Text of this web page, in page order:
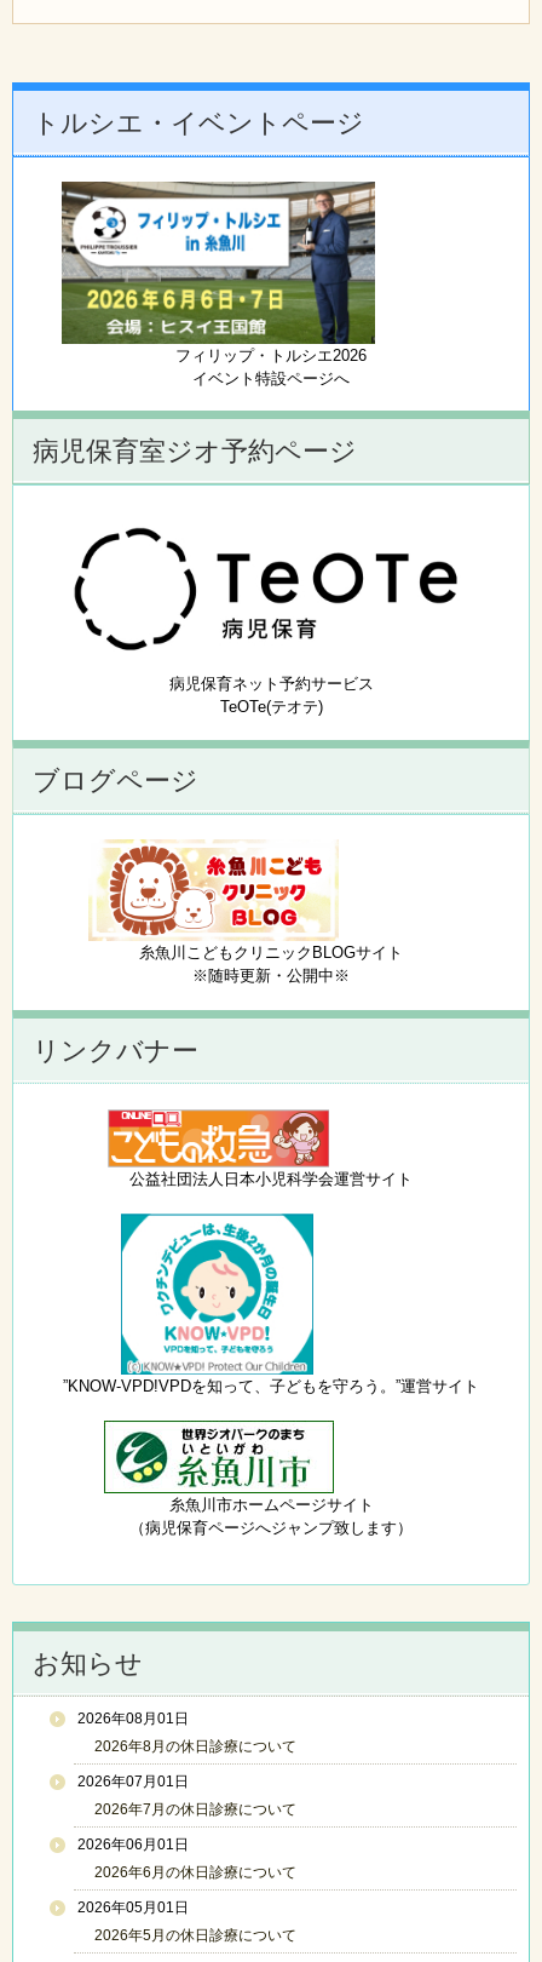
トルシエ・イベントページ
フィリップ・トルシエ2026
イベント特設ページへ
病児保育室ジオ予約ページ
病児保育ネット予約サービス
TeOTe(テオテ)
ブログページ
糸魚川こどもクリニックBLOGサイト
※随時更新・公開中※
リンクバナー
公益社団法人日本小児科学会運営サイト
”KNOW-VPD!VPDを知って、子どもを守ろう。”運営サイト
糸魚川市ホームページサイト
（病児保育ページへジャンプ致します）
お知らせ
2026年08月01日
2026年8月の休日診療について
2026年07月01日
2026年7月の休日診療について
2026年06月01日
2026年6月の休日診療について
2026年05月01日
2026年5月の休日診療について